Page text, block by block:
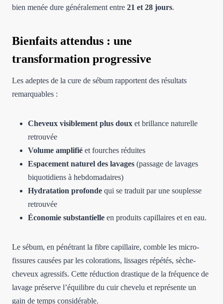
bien menée dure généralement entre 21 et 28 jours.
Bienfaits attendus : une
transformation progressive
Les adeptes de la cure de sébum rapportent des résultats
remarquables :
Cheveux visiblement plus doux et brillance naturelle
retrouvée
Volume amplifié et fourches réduites
Espacement naturel des lavages (passage de lavages
biquotidiens à hebdomadaires)
Hydratation profonde qui se traduit par une souplesse
retrouvée
Économie substantielle en produits capillaires et en eau.
Le sébum, en pénétrant la fibre capillaire, comble les micro-
fissures causées par les colorations, lissages répétés, sèche-
cheveux agressifs. Cette réduction drastique de la fréquence de
lavage préserve l’équilibre du cuir chevelu et représente un
gain de temps considérable.